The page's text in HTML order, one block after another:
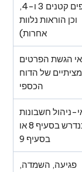
סעיפים קטנים 3 ו-4,
וכן הוראות נלוות
אחרות)
אי הגשת הפרטים
של הדוח
הכספי
ניהול חשבונות
כנדרש בסעיף 8 או
בסעיף 9
פגיעה, השמדה,